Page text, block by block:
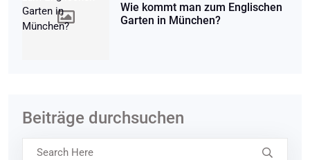
Wie kommt man zum Englischen
Garten in München?
Beiträge durchsuchen